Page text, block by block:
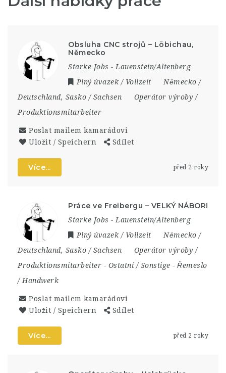
Obsluha CNC strojů – Löbichau,
Německo
Starke Jobs - Lauenstein/Altenberg
Plný úvazek / Vollzeit
Německo /
Deutschland, Sasko / Sachsen
Operátor výroby /
Produktionsmitarbeiter
Poslat mailem kamarádovi
Uložit / Speichern
Sdílet
Více... před 2 roky
Práce ve Freibergu – VELKÝ NÁBOR!
Starke Jobs - Lauenstein/Altenberg
Plný úvazek / Vollzeit
Německo /
Deutschland, Sasko / Sachsen
Operátor výroby /
Produktionsmitarbeiter - Ostatní / Sonstige - Řemeslo
/ Handwerk
Poslat mailem kamarádovi
Uložit / Speichern
Sdílet
Více... před 2 roky